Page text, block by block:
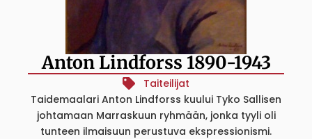
Anton Lindforss 1890-1943
Taiteilijat
Taidemaalari Anton Lindforss kuului Tyko Sallisen
johtamaan Marraskuun ryhmään, jonka tyyli oli
tunteen ilmaisuun perustuva ekspressionismi.